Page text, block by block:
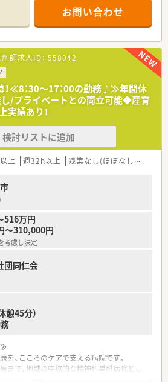
節手術において数・質ともにハイレベルな医
域に根差した有名な病院です。
ールもほぼありません。
ほか、時短勤務等、子育て世代をサポー
されてます♪
堂が利用できます！
があります。
も出ており、車通勤/電車通勤/バス通勤、希
できます。
・介護施設も併設し、医療の提供に留まらず、
一体となって地域医療に貢献しています！
ト≫
火大会の日は公休にしたり、働きやすさやご
力的な職場環境です♪
お問い合わせ
師求人ID： 558042
！≪8：30～17：00の勤務♪≫年間休
/プライベートとの両立可能◆産育
実績あり！
検討リストに追加
上 週32h以上 残業なし(ほぼなし含む)
516万円
～310,000円
考慮し決定
団同仁会
憩45分）
≫
を、こころのケアで支える病院です。
で、地域の中核的な精神科単科病院とし